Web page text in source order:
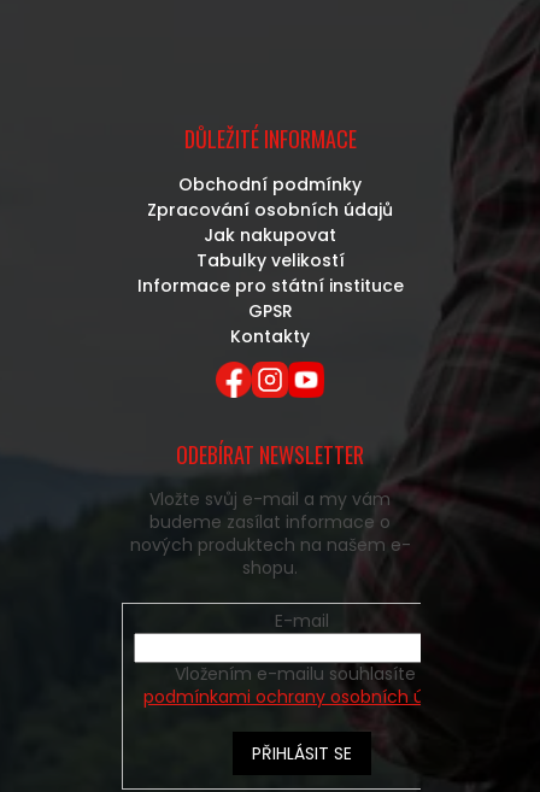
DŮLEŽITÉ INFORMACE
Obchodní podmínky
Zpracování osobních údajů
Jak nakupovat
Tabulky velikostí
Informace pro státní instituce
GPSR
Kontakty
ODEBÍRAT NEWSLETTER
Vložte svůj e-mail a my vám
budeme zasílat informace o
nových produktech na našem e-
shopu.
E-mail
podmínkami ochrany osobních údajů
PŘIHLÁSIT SE